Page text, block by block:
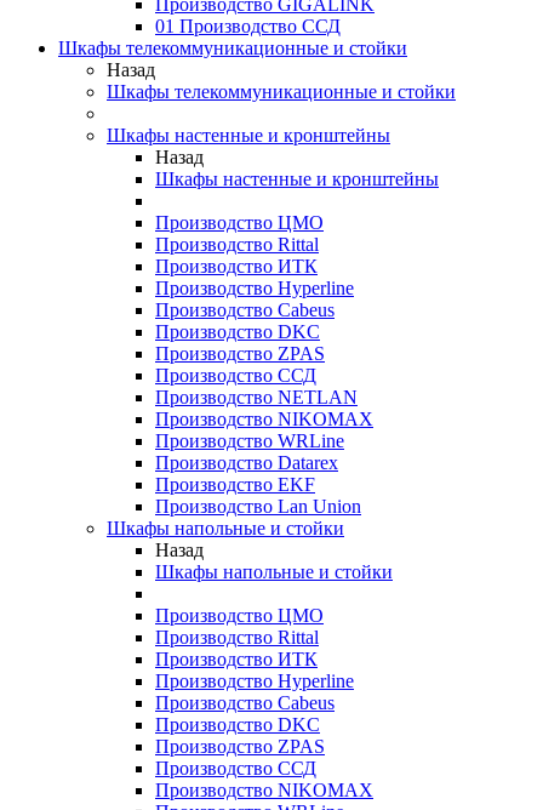
Производство GIGALINK
01 Производство ССД
Шкафы телекоммуникационные и стойки
Назад
Шкафы телекоммуникационные и стойки
Шкафы настенные и кронштейны
Назад
Шкафы настенные и кронштейны
Производство ЦМО
Производство Rittal
Производство ИТК
Производство Hyperline
Производство Cabeus
Производство DKC
Производство ZPAS
Производство ССД
Производство NETLAN
Производство NIKOMAX
Производство WRLine
Производство Datarex
Производство EKF
Производство Lan Union
Шкафы напольные и стойки
Назад
Шкафы напольные и стойки
Производство ЦМО
Производство Rittal
Производство ИТК
Производство Hyperline
Производство Cabeus
Производство DKC
Производство ZPAS
Производство ССД
Производство NIKOMAX